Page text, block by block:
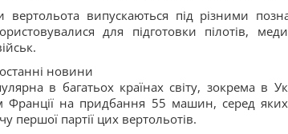
вертольота випускаються під різними
для підготовки пілотів,
новини
в багатьох країнах світу, зокрема в
Франції на придбання 55 машин, серед
першої партії цих вертольотів.